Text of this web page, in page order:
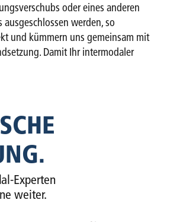
oder eines anderen
ausgeschlossen werden, so
und kümmern uns gemeinsam mit
Damit Ihr intermodaler
Experten
weiter.